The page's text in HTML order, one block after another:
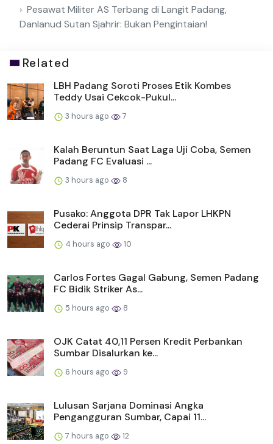
Pesawat Militer AS Terbang di Langit Padang,
Danlanud Sutan Sjahrir: Bukan Pengintaian!
Related
LBH Padang Soroti Proses Etik Kombes
Teddy Usai Cekcok-Pukul...
3 hours ago 7
Kalah Beruntun Saat Laga Uji Coba, Semen
Padang FC Evaluasi ...
3 hours ago 8
Pusako: Anggota DPR Tak Lapor LHKPN
Cederai Prinsip Transpar...
4 hours ago 10
Carlos Fortes Gagal Gabung, Semen Padang
FC Bidik Striker As...
5 hours ago 8
OJK Catat 40,11 Persen Kredit Perbankan
Sumbar Disalurkan ke...
6 hours ago 9
Lulusan Sarjana Dominasi Angka
Pengangguran Sumbar, Capai 11...
7 hours ago 12